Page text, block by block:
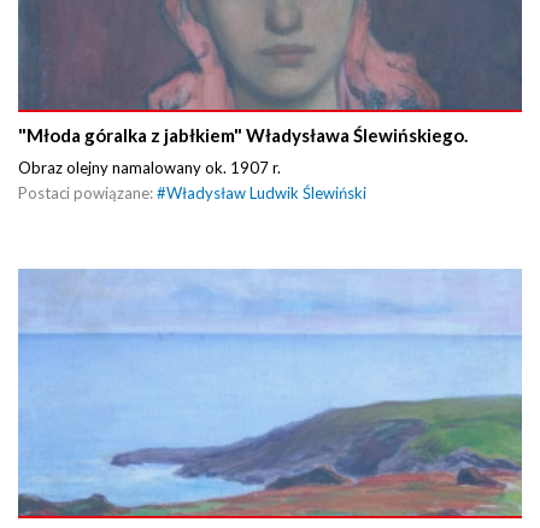
"Młoda góralka z jabłkiem" Władysława Ślewińskiego.
Obraz olejny namalowany ok. 1907 r.
Postaci powiązane:#Władysław Ludwik Ślewiński